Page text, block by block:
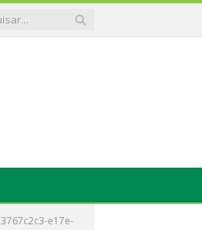
3767c2c3-e17e-